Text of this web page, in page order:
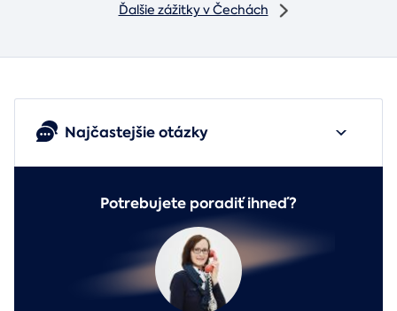
Ďalšie zážitky v Čechách
Najčastejšie otázky
Potrebujete poradiť ihneď?